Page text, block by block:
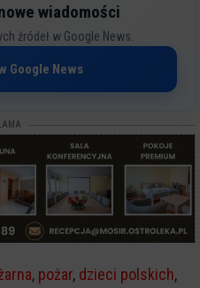
wiadomości
źródeł w Google News.
Google News
, pożar, dzieci polskich,